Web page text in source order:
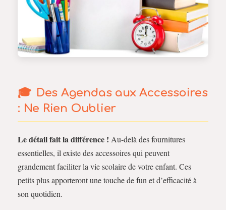
Des Agendas aux Accessoires
: Ne Rien Oublier
Le détail fait la différence ! Au-delà des fournitures
essentielles, il existe des accessoires qui peuvent
grandement faciliter la vie scolaire de votre enfant. Ces
petits plus apporteront une touche de fun et d’efficacité à
son quotidien.